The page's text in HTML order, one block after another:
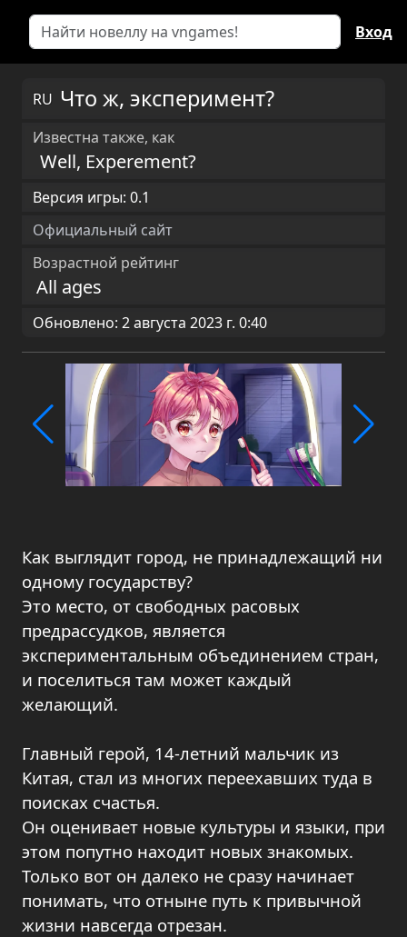
Вход
RU Что ж, эксперимент?
Известна также, как
Well, Experement?
Версия игры: 0.1
Официальный сайт
Возрастной рейтинг
All ages
Обновлено: 2 августа 2023 г. 0:40
Как выглядит город, не принадлежащий ни
одному государству?
Это место, от свободных расовых
предрассудков, является
экспериментальным объединением стран,
и поселиться там может каждый
желающий.
Главный герой, 14-летний мальчик из
Китая, стал из многих переехавших туда в
поисках счастья.
Он оценивает новые культуры и языки, при
этом попутно находит новых знакомых.
Только вот он далеко не сразу начинает
понимать, что отныне путь к привычной
жизни навсегда отрезан.